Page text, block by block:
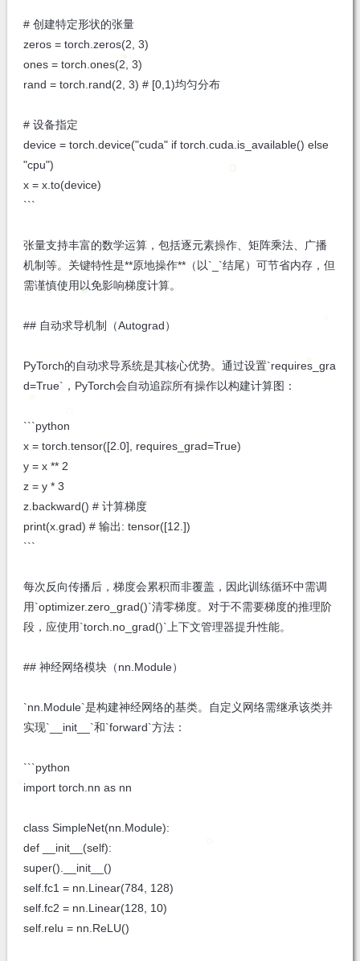
# 创建特定形状的张量
zeros = torch.zeros(2, 3)
ones = torch.ones(2, 3)
rand = torch.rand(2, 3) # [0,1)均匀分布
# 设备指定
device = torch.device("cuda" if torch.cuda.is_available() else
"cpu")
x = x.to(device)
```
张量支持丰富的数学运算，包括逐元素操作、矩阵乘法、广播
机制等。关键特性是**原地操作**（以`_`结尾）可节省内存，但
需谨慎使用以免影响梯度计算。
## 自动求导机制（Autograd）
PyTorch的自动求导系统是其核心优势。通过设置`requires_gra
d=True`，PyTorch会自动追踪所有操作以构建计算图：
```python
x = torch.tensor([2.0], requires_grad=True)
y = x ** 2
z = y * 3
z.backward() # 计算梯度
print(x.grad) # 输出: tensor([12.])
```
每次反向传播后，梯度会累积而非覆盖，因此训练循环中需调
用`optimizer.zero_grad()`清零梯度。对于不需要梯度的推理阶
段，应使用`torch.no_grad()`上下文管理器提升性能。
## 神经网络模块（nn.Module）
`nn.Module`是构建神经网络的基类。自定义网络需继承该类并
实现`__init__`和`forward`方法：
```python
import torch.nn as nn
class SimpleNet(nn.Module):
def __init__(self):
super().__init__()
self.fc1 = nn.Linear(784, 128)
self.fc2 = nn.Linear(128, 10)
self.relu = nn.ReLU()